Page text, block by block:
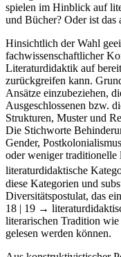
spielen im Hinblick auf
und Bücher? Oder ist das
Hinsichtlich der Wahl
fachwissenschaftlicher
Literaturdidaktik auf
zurückgreifen kann.
Ansätze einzubeziehen,
Ausgeschlossenen bzw.
Strukturen, Muster und
Die Stichworte
Gender,
oder weniger traditionelle
literaturdidaktische
diese Kategorien und
Diversitätspostulat, das
18 | 19 →
literarischen Tradition
gelesen werden können.